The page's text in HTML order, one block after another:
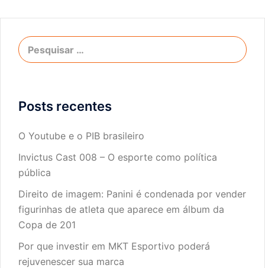
Posts recentes
O Youtube e o PIB brasileiro
Invictus Cast 008 – O esporte como política
pública
Direito de imagem: Panini é condenada por vender
figurinhas de atleta que aparece em álbum da
Copa de 201
Por que investir em MKT Esportivo poderá
rejuvenescer sua marca